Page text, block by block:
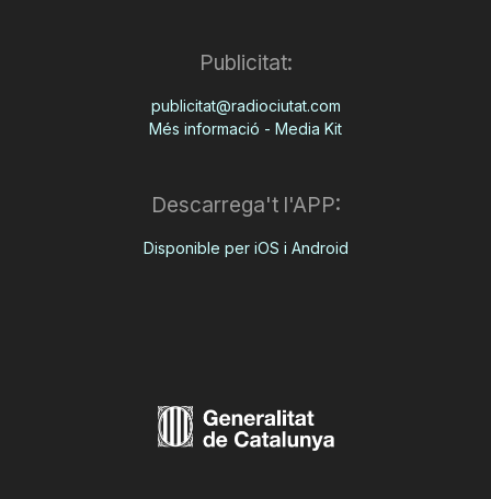
Publicitat:
publicitat@radiociutat.com
Més informació - Media Kit
Descarrega't l'APP:
Disponible per iOS i Android